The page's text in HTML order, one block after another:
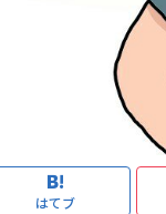
はてブ